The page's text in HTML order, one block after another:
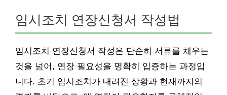
임시조치 연장신청서 작성법
임시조치 연장신청서 작성은 단순히 서류를 채우는
것을 넘어, 연장 필요성을 명확히 입증하는 과정입
니다. 초기 임시조치가 내려진 상황과 현재까지의